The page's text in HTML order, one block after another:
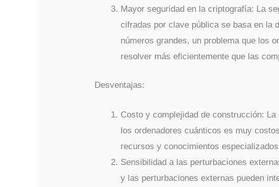
Mayor seguridad en la criptografía: La
cifradas por clave pública se basa en la
números grandes, un problema que los
resolver más eficientemente que las
Desventajas:
Costo y complejidad de construcción:
los ordenadores cuánticos es muy
recursos y conocimientos
Sensibilidad a las perturbaciones
y las perturbaciones externas pueden